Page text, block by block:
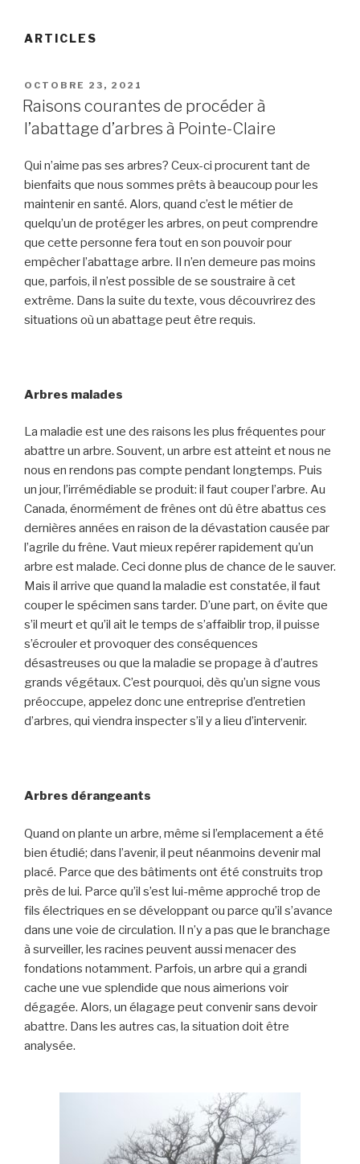
ARTICLES
PUBLIÉ
LE
OCTOBRE 23, 2021
Raisons courantes de procéder à
l’abattage d’arbres à Pointe-Claire
Qui n’aime pas ses arbres? Ceux-ci procurent tant de
bienfaits que nous sommes prêts à beaucoup pour les
maintenir en santé. Alors, quand c’est le métier de
quelqu’un de protéger les arbres, on peut comprendre
que cette personne fera tout en son pouvoir pour
empêcher l’abattage arbre. Il n’en demeure pas moins
que, parfois, il n’est possible de se soustraire à cet
extrême. Dans la suite du texte, vous découvrirez des
situations où un abattage peut être requis.
Arbres malades
La maladie est une des raisons les plus fréquentes pour
abattre un arbre. Souvent, un arbre est atteint et nous ne
nous en rendons pas compte pendant longtemps. Puis
un jour, l’irrémédiable se produit: il faut couper l’arbre. Au
Canada, énormément de frênes ont dû être abattus ces
dernières années en raison de la dévastation causée par
l’agrile du frêne. Vaut mieux repérer rapidement qu’un
arbre est malade. Ceci donne plus de chance de le sauver.
Mais il arrive que quand la maladie est constatée, il faut
couper le spécimen sans tarder. D’une part, on évite que
s’il meurt et qu’il ait le temps de s’affaiblir trop, il puisse
s’écrouler et provoquer des conséquences
désastreuses ou que la maladie se propage à d’autres
grands végétaux. C’est pourquoi, dès qu’un signe vous
préoccupe, appelez donc une entreprise d’entretien
d’arbres, qui viendra inspecter s’il y a lieu d’intervenir.
Arbres dérangeants
Quand on plante un arbre, même si l’emplacement a été
bien étudié; dans l’avenir, il peut néanmoins devenir mal
placé. Parce que des bâtiments ont été construits trop
près de lui. Parce qu’il s’est lui-même approché trop de
fils électriques en se développant ou parce qu’il s’avance
dans une voie de circulation. Il n’y a pas que le branchage
à surveiller, les racines peuvent aussi menacer des
fondations notamment. Parfois, un arbre qui a grandi
cache une vue splendide que nous aimerions voir
dégagée. Alors, un élagage peut convenir sans devoir
abattre. Dans les autres cas, la situation doit être
analysée.